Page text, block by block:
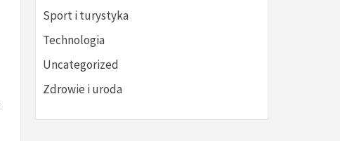
Sport i turystyka
Technologia
Uncategorized
Zdrowie i uroda